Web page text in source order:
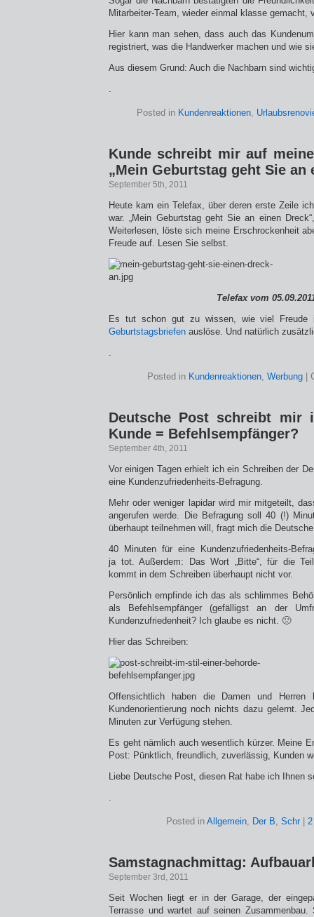
Mitarbeiter-Team, wieder einmal klasse gemacht,
Hier kann man sehen, dass auch das
registriert, was die Handwerker machen und wie
Aus diesem Grund: Auch die Nachbarn sind
.
Posted in Kundenreaktionen,
Kunde schreibt mir auf
„Mein Geburtstag geht Sie an
September 5th, 2011
Heute kam ein Telefax, über deren erste Zeile
war. „Mein Geburtstag geht Sie an einen
Weiterlesen, löste sich meine Erschrockenheit
Freude auf. Lesen Sie selbst.
Telefax vom
Es tut schon gut zu wissen, wie viel
Geburtstagsbriefen auslöse. Und natürlich
.
Posted in Kundenreaktionen, Werbung
Deutsche Post schreibt mir
Kunde = Befehlsempfänger?
September 4th, 2011
Vor einigen Tagen erhielt ich ein Schreiben der
eine Kundenzufriedenheits-Befragung.
Mehr oder weniger lapidar wird mir mitgeteilt,
angerufen werde. Die Befragung soll 40 (!)
überhaupt teilnehmen will, fragt mich die
40 Minuten für eine Kundenzufriedenheits-
ja tot. Außerdem: Das Wort „Bitte“, für die
kommt in dem Schreiben überhaupt nicht vor.
Persönlich empfinde ich das als schlimmes
als Befehlsempfänger (gefälligst an der
Kundenzufriedenheit? Ich glaube es nicht. 🙁
Hier das Schreiben:
Offensichtlich haben die Damen und
Kundenorientierung noch nichts dazu gelernt.
Minuten zur Verfügung stehen.
Es geht nämlich auch wesentlich kürzer. Meine
Post: Pünktlich, freundlich, zuverlässig, Kunden
Liebe Deutsche Post, diesen Rat habe ich Ihnen
.
Posted in Allgemein, Der B, Schr|
Samstagnachmittag:
September 3rd, 2011
Seit Wochen liegt er in der Garage, der
Terrasse und wartet auf seinen